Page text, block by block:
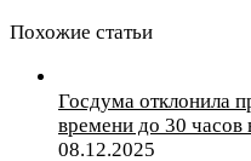
Похожие статьи
Госдума отклонила
времени до 30
08.12.2025